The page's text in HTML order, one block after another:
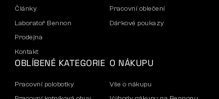
Články
Laboratoř Bennon
Prodejna
Kontakt
Pracovní oblečení
Dárkové poukazy
OBLÍBENÉ KATEGORIE
Pracovní polobotky
O NÁKUPU
Vše o nákupu